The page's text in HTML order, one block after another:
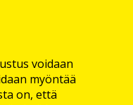
voidaan
myöntää
on, että